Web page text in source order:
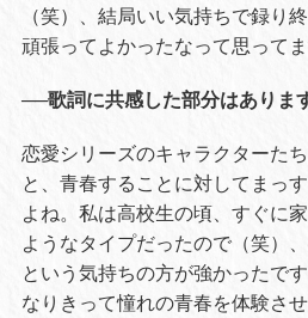
（笑）、結局いい気持ちで録り
頑張ってよかったなって思ってま
──歌詞に共感した部分はありま
恋愛シリーズのキャラクターた
と、青春することに対してまっ
よね。私は高校生の頃、すぐに
ようなタイプだったので（笑）
という気持ちの方が強かったで
なりきって憧れの青春を体験さ